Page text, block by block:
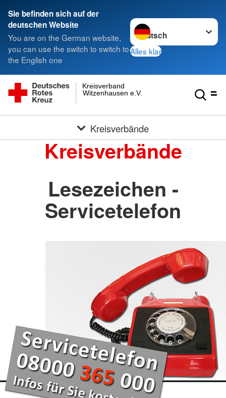
Sie befinden sich auf der
deutschen Website
You are on the German website,
you can use the switch to switch to
the English one
Sprache wechseln zu
Alles klar
Witzenhausen e.V.
Kreisverband
Kreisverbände
Kreisverbände
Lesezeichen -
Servicetelefon